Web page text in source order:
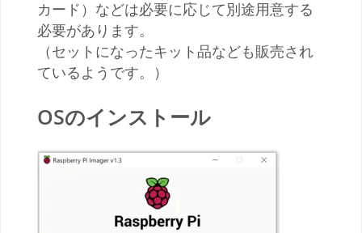
カード）などは必要に応じて別途用意する
必要があります。
（セットになったキット品なども販売され
ているようです。）
OSのインストール